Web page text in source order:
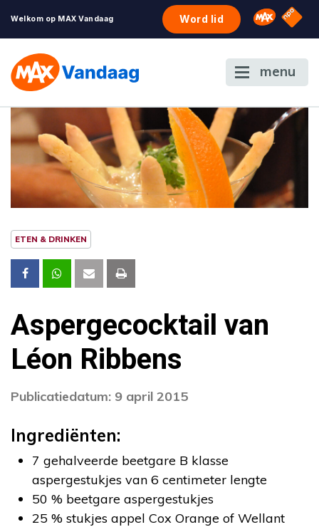
Welkom op MAX Vandaag Word lid Omroep
NPO
menu
ETEN & DRINKEN
Aspergecocktail van
Léon Ribbens
Publicatiedatum: 9 april 2015
Ingrediënten:
7 gehalveerde beetgare B klasse
aspergestukjes van 6 centimeter lengte
50 % beetgare aspergestukjes
25 % stukjes appel Cox Orange of Wellant